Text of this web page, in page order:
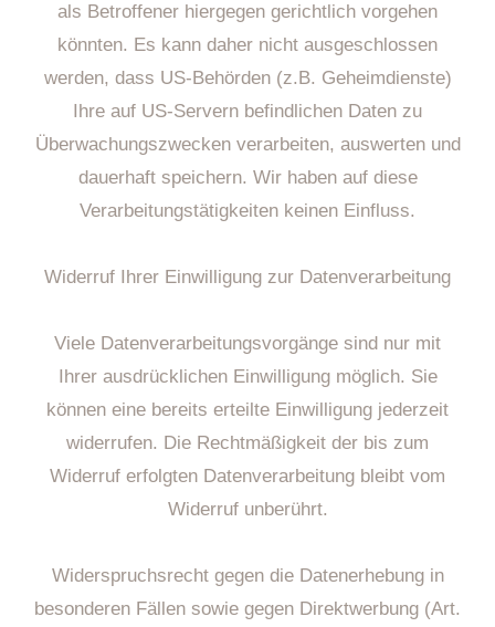
als Betroffener hiergegen gerichtlich vorgehen
könnten. Es kann daher nicht ausgeschlossen
werden, dass US-Behörden (z.B. Geheimdienste)
Ihre auf US-Servern befindlichen Daten zu
Überwachungszwecken verarbeiten, auswerten und
dauerhaft speichern. Wir haben auf diese
Verarbeitungstätigkeiten keinen Einfluss.
Widerruf Ihrer Einwilligung zur Datenverarbeitung
Viele Datenverarbeitungsvorgänge sind nur mit
Ihrer ausdrücklichen Einwilligung möglich. Sie
können eine bereits erteilte Einwilligung jederzeit
widerrufen. Die Rechtmäßigkeit der bis zum
Widerruf erfolgten Datenverarbeitung bleibt vom
Widerruf unberührt.
Widerspruchsrecht gegen die Datenerhebung in
besonderen Fällen sowie gegen Direktwerbung (Art.